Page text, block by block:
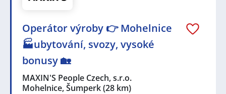
Operátor výroby 👉 Mohelnice
🏭ubytování, svozy, vysoké
bonusy 🏡
MAXIN'S People Czech, s.r.o.
Mohelnice, Šumperk(28 km)